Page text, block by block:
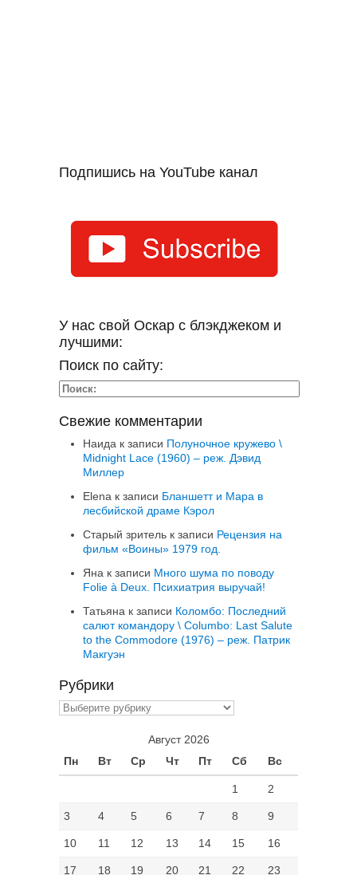
Подпишись на YouTube канал
У нас свой Оскар с блэкджеком и
лучшими:
Поиск по сайту:
Свежие комментарии
Наида к записи Полуночное кружево \
Midnight Lace (1960) – реж. Дэвид
Миллер
Elena к записи Бланшетт и Мара в
лесбийской драме Кэрол
Старый зритель к записи Рецензия на
фильм «Воины» 1979 год.
Яна к записи Много шума по поводу
Folie à Deux. Психиатрия выручай!
Татьяна к записи Коломбо: Последний
салют командору \ Columbo: Last Salute
to the Commodore (1976) – реж. Патрик
Макгуэн
Рубрики
Рубрики
Август 2026
Пн
Вт Ср Чт Пт Сб Вс
1 2
3 4 5 6 7 8 9
10 11 12 13 14 15 16
17 18 19 20 21 22 23